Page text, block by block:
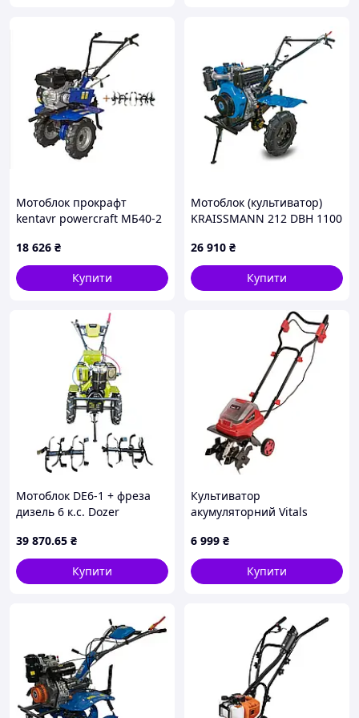
Мотоблок прокрафт
kentavr powercraft МБ40-2
18 626 ₴
Купити
Мотоблок (культиватор)
KRAISSMANN 212 DBH 1100
чотиритактний)
26 910 ₴
Купити
Мотоблок DE6-1 + фреза
дизель 6 к.с. Dozer
39 870.65 ₴
Купити
Культиватор
акумуляторний Vitals
SmartLine+ 36В шир. 30см
глиб. 20см 10.7кг без АКБ
та ЗП
6 999 ₴
Купити